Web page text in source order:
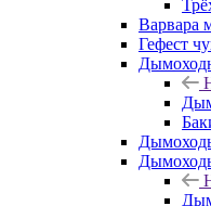
Варвара
Гефест